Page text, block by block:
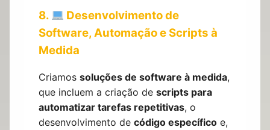
8.
Desenvolvimento de
Software, Automação e Scripts à
Medida
Criamos soluções de software à medida,
que incluem a criação de scripts para
automatizar tarefas repetitivas, o
desenvolvimento de código específico e,